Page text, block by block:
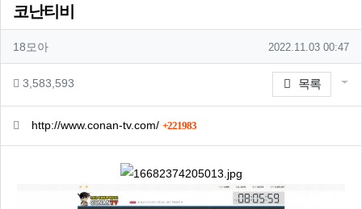
코난티비
작성자 정보
작성자
18모아 작성일
2022.11.03 00:47
컨텐츠 정보
조회3,583,593 목록 게
관련자료
http://www.conan-tv.com/ 221983회 연결